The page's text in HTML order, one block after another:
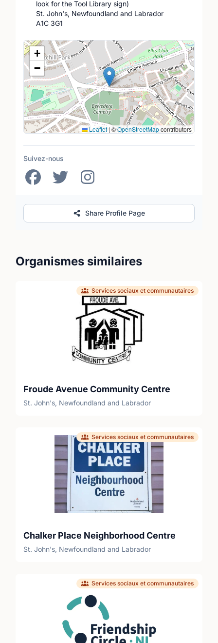
look for the Tool Library sign)
St. John's, Newfoundland and Labrador
A1C 3G1
Lieu
+
−
Leaflet | ©OpenStreetMapcontributors
Suivez-nous
Share Profile Page
Organismes similaires
Services sociaux et communautaires
Froude Avenue Community Centre
St. John's, Newfoundland and Labrador
Services sociaux et communautaires
Chalker Place Neighborhood Centre
St. John's, Newfoundland and Labrador
Services sociaux et communautaires